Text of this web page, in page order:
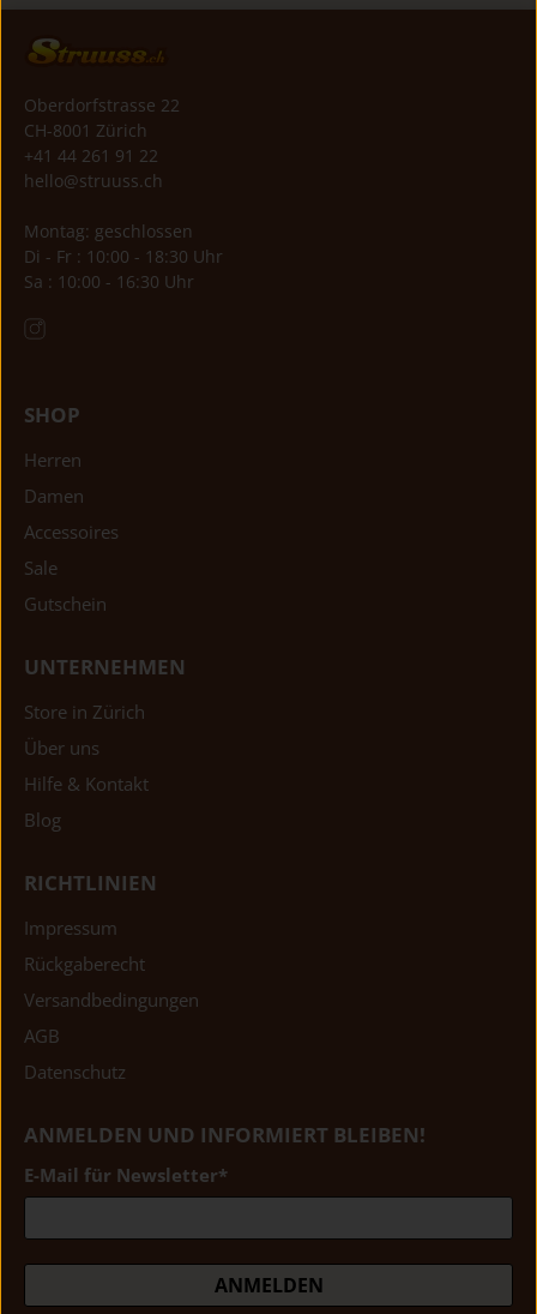
Oberdorfstrasse 22
CH-8001 Zürich
+41 44 261 91 22
hello@struuss.ch
Montag: geschlossen
Di - Fr : 10:00 - 18:30 Uhr
Sa : 10:00 - 16:30 Uhr
SHOP
Herren
Damen
Accessoires
Sale
Gutschein
UNTERNEHMEN
Store in Zürich
Über uns
Hilfe & Kontakt
Blog
RICHTLINIEN
Impressum
Rückgaberecht
Versandbedingungen
AGB
Datenschutz
ANMELDEN UND INFORMIERT BLEIBEN!
E-Mail für Newsletter*
ANMELDEN